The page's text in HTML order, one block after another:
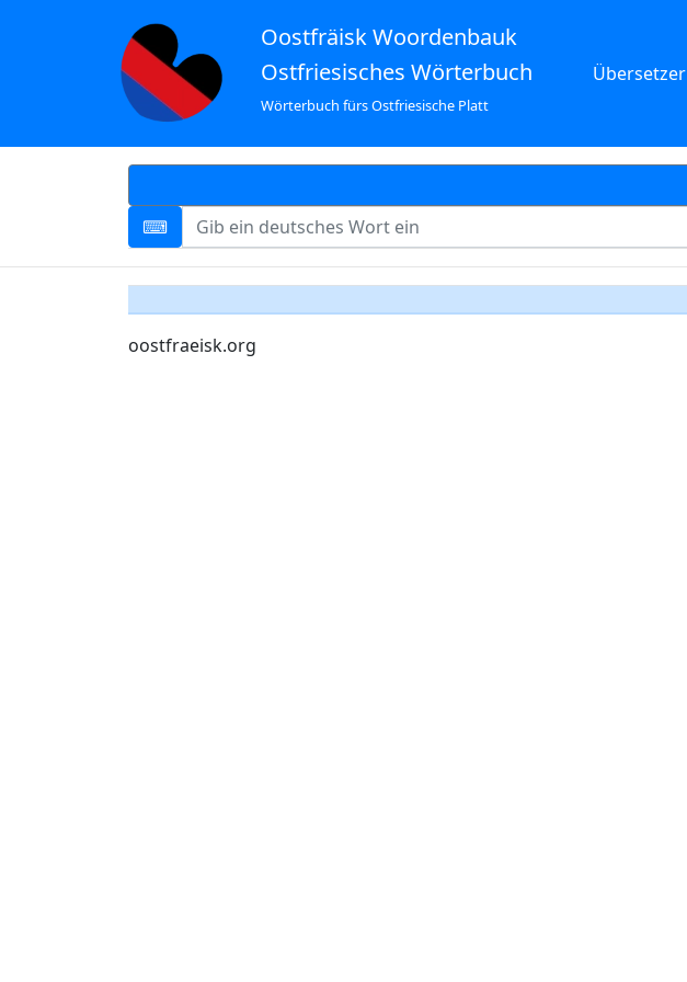
Oostfräisk Woordenbauk
Ostfriesisches Wörterbuch
Wörterbuch fürs Ostfriesische Platt
Übersetzer
oostfraeisk.org